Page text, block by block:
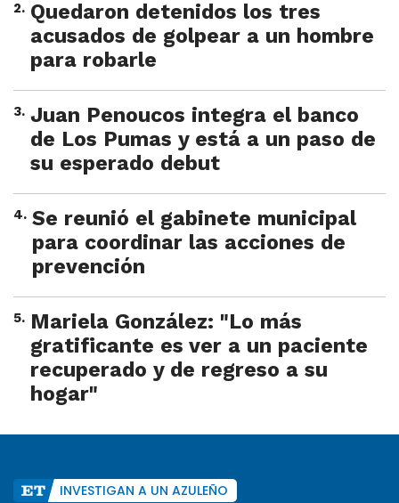
2. Quedaron detenidos los tres
acusados de golpear a un hombre
para robarle
3. Juan Penoucos integra el banco
de Los Pumas y está a un paso de
su esperado debut
4. Se reunió el gabinete municipal
para coordinar las acciones de
prevención
5. Mariela González: "Lo más
gratificante es ver a un paciente
recuperado y de regreso a su
hogar"
INVESTIGAN A UN AZULEÑO